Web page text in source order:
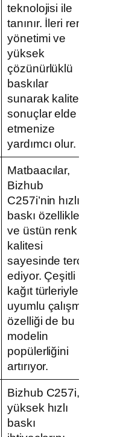
teknolojisi ile
tanınır. İleri renk
yönetimi ve
yüksek
çözünürlüklü
baskılar
sunarak kaliteli
sonuçlar elde
etmenize
yardımcı olur.
Matbaacılar,
Bizhub
C257i’nin hızlı
baskı özellikleri
ve üstün renk
kalitesi
sayesinde tercih
ediyor. Çeşitli
kağıt türleriyle
uyumlu çalışma
özelliği de bu
modelin
popülerliğini
artırıyor.
Bizhub C257i,
yüksek hızlı
baskı